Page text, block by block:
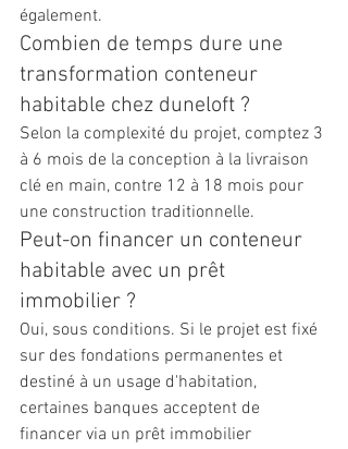
également.
Combien de temps dure une
transformation conteneur
habitable chez duneloft ?
Selon la complexité du projet, comptez 3
à 6 mois de la conception à la livraison
clé en main, contre 12 à 18 mois pour
une construction traditionnelle.
Peut-on financer un conteneur
habitable avec un prêt
immobilier ?
Oui, sous conditions. Si le projet est fixé
sur des fondations permanentes et
destiné à un usage d'habitation,
certaines banques acceptent de
financer via un prêt immobilier